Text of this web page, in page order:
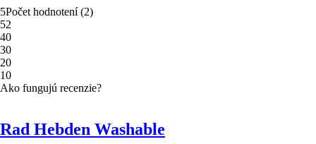
5Počet hodnotení(2)
52
40
30
20
10
Ako fungujú recenzie?
Rad Hebden Washable